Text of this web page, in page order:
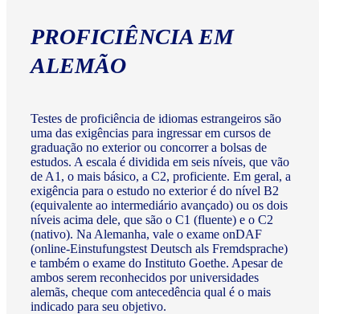
PROFICIÊNCIA EM
ALEMÃO
Testes de proficiência de idiomas estrangeiros são
uma das exigências para ingressar em cursos de
graduação no exterior ou concorrer a bolsas de
estudos. A escala é dividida em seis níveis, que vão
de A1, o mais básico, a C2, proficiente. Em geral, a
exigência para o estudo no exterior é do nível B2
(equivalente ao intermediário avançado) ou os dois
níveis acima dele, que são o C1 (fluente) e o C2
(nativo). Na Alemanha, vale o exame onDAF
(online-Einstufungstest Deutsch als Fremdsprache)
e também o exame do Instituto Goethe. Apesar de
ambos serem reconhecidos por universidades
alemãs, cheque com antecedência qual é o mais
indicado para seu objetivo.